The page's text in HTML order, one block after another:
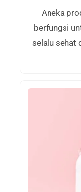
Aneka
berfungsi
selalu sehat